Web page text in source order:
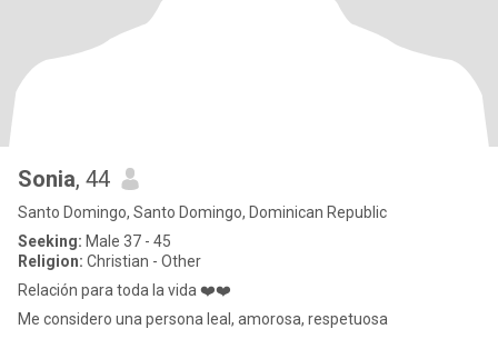
Sonia, 44
Santo Domingo, Santo Domingo, Dominican Republic
Seeking: Male 37 - 45
Religion: Christian - Other
Relación para toda la vida ❤️❤️
Me considero una persona leal, amorosa, respetuosa